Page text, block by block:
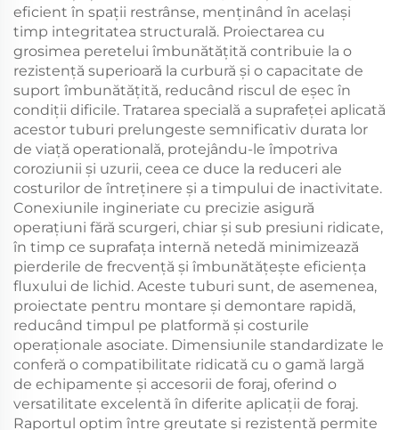
eficient în spații restrânse, menținând în același
timp integritatea structurală. Proiectarea cu
grosimea peretelui îmbunătățită contribuie la o
rezistență superioară la curbură și o capacitate de
suport îmbunătățită, reducând riscul de eșec în
condiții dificile. Tratarea specială a suprafeței aplicată
acestor tuburi prelungeste semnificativ durata lor
de viață operatională, protejându-le împotriva
coroziunii și uzurii, ceea ce duce la reduceri ale
costurilor de întreținere și a timpului de inactivitate.
Conexiunile ingineriate cu precizie asigură
operațiuni fără scurgeri, chiar și sub presiuni ridicate,
în timp ce suprafața internă netedă minimizează
pierderile de frecvență și îmbunătățește eficiența
fluxului de lichid. Aceste tuburi sunt, de asemenea,
proiectate pentru montare și demontare rapidă,
reducând timpul pe platformă și costurile
operaționale asociate. Dimensiunile standardizate le
conferă o compatibilitate ridicată cu o gamă largă
de echipamente și accesorii de foraj, oferind o
versatilitate excelentă în diferite aplicații de foraj.
Raportul optim între greutate și rezistență permite